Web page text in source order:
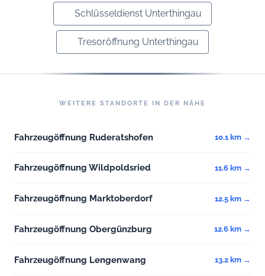
Schlüsseldienst Unterthingau
Tresoröffnung Unterthingau
WEITERE STANDORTE IN DER NÄHE
Fahrzeugöffnung Ruderatshofen 10.1 km →
Fahrzeugöffnung Wildpoldsried 11.6 km →
Fahrzeugöffnung Marktoberdorf 12.5 km →
Fahrzeugöffnung Obergünzburg 12.6 km →
Fahrzeugöffnung Lengenwang 13.2 km →